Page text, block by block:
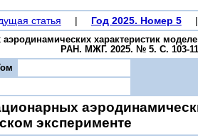
статья | Год 2025. Номер 5 |
характеристик
РАН. МЖГ. 2025. № 5. С. 103-
эксперименте